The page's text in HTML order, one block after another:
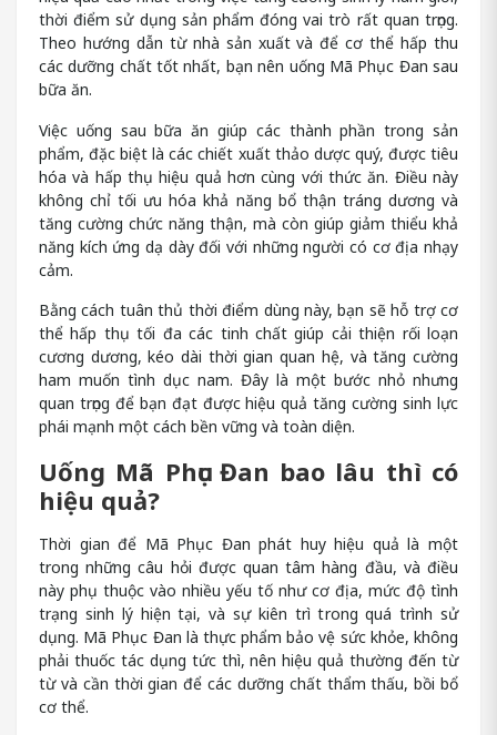
thời điểm sử dụng sản phẩm đóng vai trò rất quan trọng.
Theo hướng dẫn từ nhà sản xuất và để cơ thể hấp thu
các dưỡng chất tốt nhất, bạn nên uống Mã Phục Đan sau
bữa ăn.
Việc uống sau bữa ăn giúp các thành phần trong sản
phẩm, đặc biệt là các chiết xuất thảo dược quý, được tiêu
hóa và hấp thụ hiệu quả hơn cùng với thức ăn. Điều này
không chỉ tối ưu hóa khả năng bổ thận tráng dương và
tăng cường chức năng thận, mà còn giúp giảm thiểu khả
năng kích ứng dạ dày đối với những người có cơ địa nhạy
cảm.
Bằng cách tuân thủ thời điểm dùng này, bạn sẽ hỗ trợ cơ
thể hấp thụ tối đa các tinh chất giúp cải thiện rối loạn
cương dương, kéo dài thời gian quan hệ, và tăng cường
ham muốn tình dục nam. Đây là một bước nhỏ nhưng
quan trọng để bạn đạt được hiệu quả tăng cường sinh lực
phái mạnh một cách bền vững và toàn diện.
Uống Mã Phục Đan bao lâu thì có
hiệu quả?
Thời gian để Mã Phục Đan phát huy hiệu quả là một
trong những câu hỏi được quan tâm hàng đầu, và điều
này phụ thuộc vào nhiều yếu tố như cơ địa, mức độ tình
trạng sinh lý hiện tại, và sự kiên trì trong quá trình sử
dụng. Mã Phục Đan là thực phẩm bảo vệ sức khỏe, không
phải thuốc tác dụng tức thì, nên hiệu quả thường đến từ
từ và cần thời gian để các dưỡng chất thẩm thấu, bồi bổ
cơ thể.